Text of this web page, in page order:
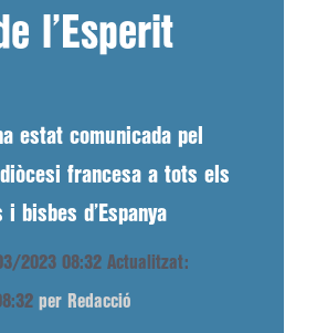
l’Esperit
estat comunicada pel
francesa a tots els
i bisbes d’Espanya
2023 08:32 Actualitzat:
per Redacció